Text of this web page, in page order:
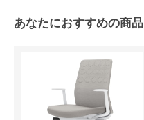
あなたにおすすめの商品